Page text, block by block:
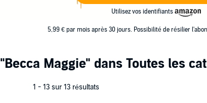
Utilisez vos identifiants
5,99 € par mois après 30 jours. Possibilité de résilier
"Becca Maggie" dans Toutes les
1 - 13 sur 13 résultats